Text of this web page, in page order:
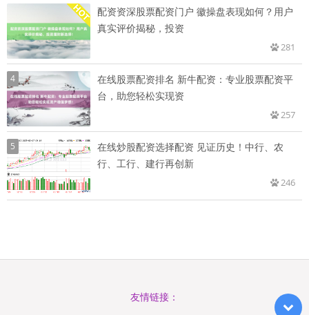
配资资深股票配资门户 徽操盘表现如何？用户
真实评价揭秘，投资
281
4
在线股票配资排名 新牛配资：专业股票配资平
台，助您轻松实现资
257
5
在线炒股配资选择配资 见证历史！中行、农
行、工行、建行再创新
246
友情链接：